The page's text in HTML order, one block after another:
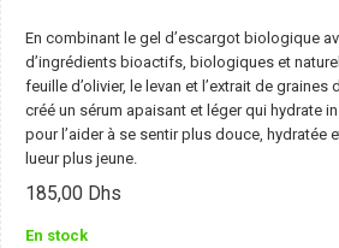
En combinant le gel d’escargot biologique
d’ingrédients bioactifs, biologiques et
feuille d’olivier, le levan et l’extrait de graines
créé un sérum apaisant et léger qui hydrate
pour l’aider à se sentir plus douce, hydratée
lueur plus jeune.
185,00 Dhs
En stock